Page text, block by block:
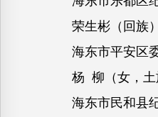
荣生彬（回族）
海东市平安区
杨 柳（女，土
海东市民和县